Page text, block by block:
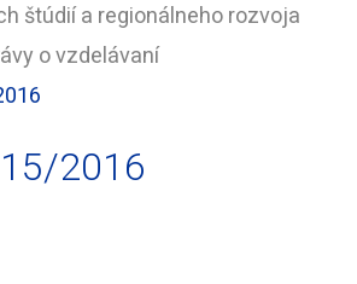
štúdií a regionálneho rozvoja
o vzdelávaní
2016